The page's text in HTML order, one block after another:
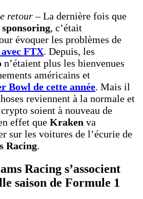
retour –La dernière fois que
sponsoring, c’était
évoquer les problèmes de
FTX. Depuis, les
n’étaient plus les bienvenues
américains et
Bowl de cette année. Mais il
reviennent à la normale et
soient à nouveau de
effet que Kraken va
sur les voitures de l’écurie de
Racing.
Racing s’associent
saison de Formule 1